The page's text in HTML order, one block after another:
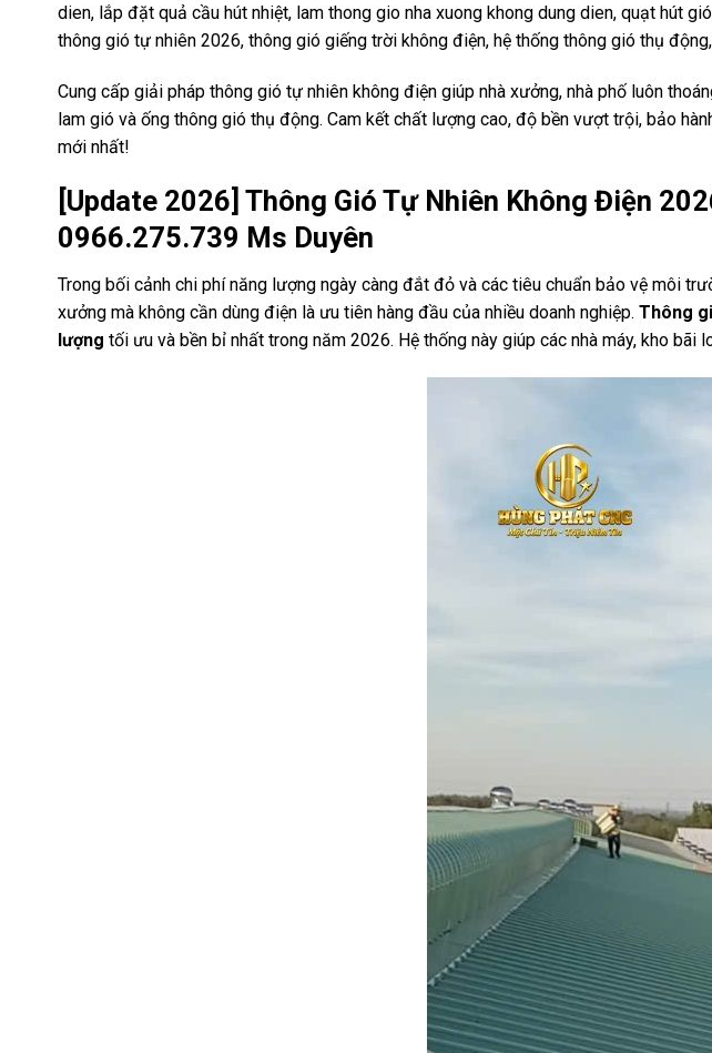
dien, lắp đặt quả cầu hút nhiệt, lam thong gio nha xuong khong dung dien, quạt hút
thông gió tự nhiên 2026, thông gió giếng trời không điện, hệ thống thông gió thụ
Cung cấp giải pháp thông gió tự nhiên không điện giúp nhà xưởng, nhà phố luôn
lam gió và ống thông gió thụ động. Cam kết chất lượng cao, độ bền vượt trội, bảo
mới nhất!
[Update 2026] Thông Gió Tự Nhiên Không Điện
0966.275.739 Ms Duyên
Trong bối cảnh chi phí năng lượng ngày càng đắt đỏ và các tiêu chuẩn bảo vệ môi
xưởng mà không cần dùng điện là ưu tiên hàng đầu của nhiều doanh nghiệp. Thông
lượng tối ưu và bền bỉ nhất trong năm 2026. Hệ thống này giúp các nhà máy, kho